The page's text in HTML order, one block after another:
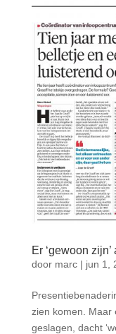
Er ‘gewoon zijn’
door marc| jun 1,
zien komen. Maar
geslagen, dacht